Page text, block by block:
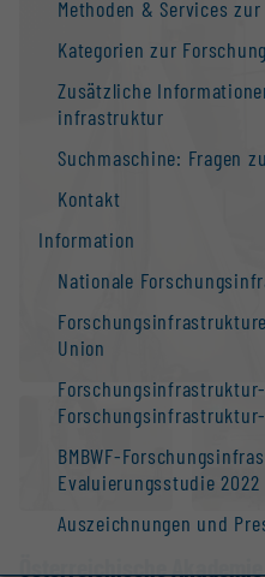
Methoden & Services
Kategorien zur
Zusätzliche
infrastruktur
Suchmaschine: Fragen
Kontakt
Information
Nationale
Union
BMBWF-
Evaluierungsstudie 2022
Auszeichnungen und